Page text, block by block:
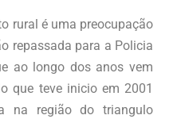
rural é uma preocupação
repassada para a Policia
ao longo dos anos vem
que teve inicio em 2001
na região do triangulo